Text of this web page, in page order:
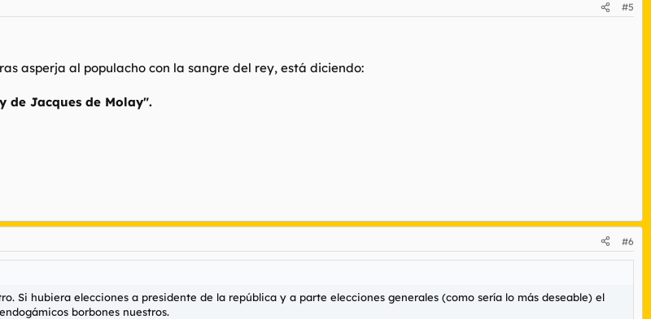
#5
asperja al populacho con la sangre del rey, está diciendo:
de Jacques de Molay".
#6
Si hubiera elecciones a presidente de la república y a parte elecciones generales (como sería lo más deseable) el
borbones nuestros.